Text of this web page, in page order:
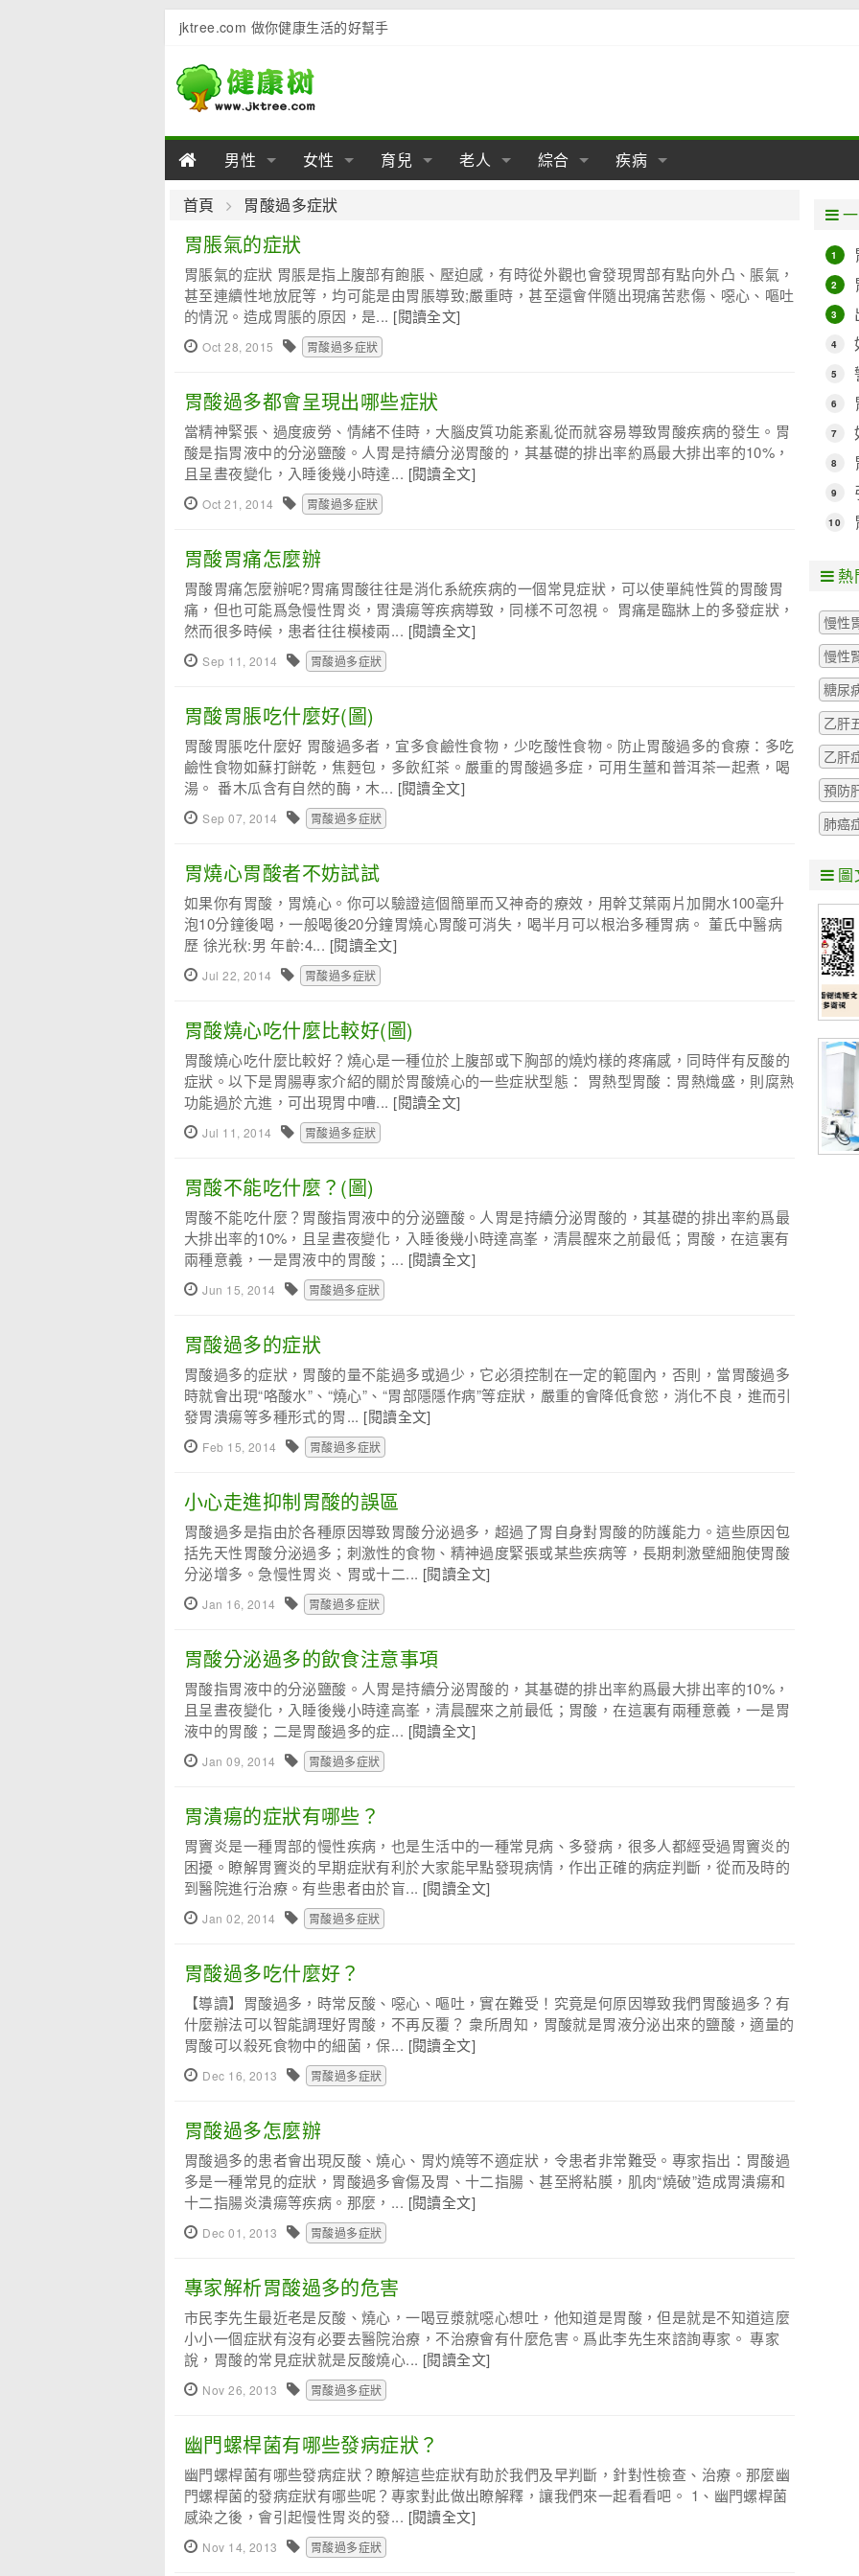
jktree.com 做你健康生活的好幫手
男性
男性陽痿
男性早泄
男性不育
男性飲食
男性用品 男性疾病
女性
女性乳房
女性飲食
女性生理 女性疾病
育兒
幼兒期
學前期 母嬰用品
老人
老人用品
老人護理
綜合
亞健康
急救自救
疾病
泌尿科
肛腸科
精神病
骨科
心血管
首頁 胃酸過多症狀
胃脹氣的症狀
胃脹氣的症狀 胃脹是指上腹部有飽脹、壓迫感，有時從外觀也會發現胃部有點向外凸、脹氣，
甚至連續性地放屁等，均可能是由胃脹導致;嚴重時，甚至還會伴隨出現痛苦悲傷、噁心、嘔吐
的情況。造成胃脹的原因，是... [閱讀全文]
Oct 28, 2015 胃酸過多症狀
胃酸過多都會呈現出哪些症狀
當精神緊張、過度疲勞、情緒不佳時，大腦皮質功能紊亂從而就容易導致胃酸疾病的發生。胃
酸是指胃液中的分泌鹽酸。人胃是持續分泌胃酸的，其基礎的排出率約爲最大排出率的10%，
且呈晝夜變化，入睡後幾小時達... [閱讀全文]
Oct 21, 2014 胃酸過多症狀
胃酸胃痛怎麼辦
胃酸胃痛怎麼辦呢?胃痛胃酸往往是消化系統疾病的一個常見症狀，可以使單純性質的胃酸胃
痛，但也可能爲急慢性胃炎，胃潰瘍等疾病導致，同樣不可忽視。 胃痛是臨牀上的多發症狀，
然而很多時候，患者往往模棱兩... [閱讀全文]
Sep 11, 2014 胃酸過多症狀
胃酸胃脹吃什麼好(圖)
胃酸胃脹吃什麼好 胃酸過多者，宜多食鹼性食物，少吃酸性食物。防止胃酸過多的食療：多吃
鹼性食物如蘇打餅乾，焦麪包，多飲紅茶。嚴重的胃酸過多症，可用生薑和普洱茶一起煮，喝
湯。 番木瓜含有自然的酶，木... [閱讀全文]
Sep 07, 2014 胃酸過多症狀
胃燒心胃酸者不妨試試
如果你有胃酸，胃燒心。你可以驗證這個簡單而又神奇的療效，用幹艾葉兩片加開水100毫升
泡10分鐘後喝，一般喝後20分鐘胃燒心胃酸可消失，喝半月可以根治多種胃病。 董氏中醫病
歷 徐光秋:男 年齡:4... [閱讀全文]
Jul 22, 2014 胃酸過多症狀
胃酸燒心吃什麼比較好(圖)
胃酸燒心吃什麼比較好？燒心是一種位於上腹部或下胸部的燒灼樣的疼痛感，同時伴有反酸的
症狀。以下是胃腸專家介紹的關於胃酸燒心的一些症狀型態： 胃熱型胃酸：胃熱熾盛，則腐熟
功能過於亢進，可出現胃中嘈... [閱讀全文]
Jul 11, 2014 胃酸過多症狀
胃酸不能吃什麼？(圖)
胃酸不能吃什麼？胃酸指胃液中的分泌鹽酸。人胃是持續分泌胃酸的，其基礎的排出率約爲最
大排出率的10%，且呈晝夜變化，入睡後幾小時達高峯，清晨醒來之前最低；胃酸，在這裏有
兩種意義，一是胃液中的胃酸；... [閱讀全文]
Jun 15, 2014 胃酸過多症狀
胃酸過多的症狀
胃酸過多的症狀，胃酸的量不能過多或過少，它必須控制在一定的範圍內，否則，當胃酸過多
時就會出現“咯酸水”、“燒心”、“胃部隱隱作病”等症狀，嚴重的會降低食慾，消化不良，進而引
發胃潰瘍等多種形式的胃... [閱讀全文]
Feb 15, 2014 胃酸過多症狀
小心走進抑制胃酸的誤區
胃酸過多是指由於各種原因導致胃酸分泌過多，超過了胃自身對胃酸的防護能力。這些原因包
括先天性胃酸分泌過多；刺激性的食物、精神過度緊張或某些疾病等，長期刺激壁細胞使胃酸
分泌增多。急慢性胃炎、胃或十二... [閱讀全文]
Jan 16, 2014 胃酸過多症狀
胃酸分泌過多的飲食注意事項
胃酸指胃液中的分泌鹽酸。人胃是持續分泌胃酸的，其基礎的排出率約爲最大排出率的10%，
且呈晝夜變化，入睡後幾小時達高峯，清晨醒來之前最低；胃酸，在這裏有兩種意義，一是胃
液中的胃酸；二是胃酸過多的症... [閱讀全文]
Jan 09, 2014 胃酸過多症狀
胃潰瘍的症狀有哪些？
胃竇炎是一種胃部的慢性疾病，也是生活中的一種常見病、多發病，很多人都經受過胃竇炎的
困擾。瞭解胃竇炎的早期症狀有利於大家能早點發現病情，作出正確的病症判斷，從而及時的
到醫院進行治療。有些患者由於盲... [閱讀全文]
Jan 02, 2014 胃酸過多症狀
胃酸過多吃什麼好？
【導讀】胃酸過多，時常反酸、噁心、嘔吐，實在難受！究竟是何原因導致我們胃酸過多？有
什麼辦法可以智能調理好胃酸，不再反覆？ 衆所周知，胃酸就是胃液分泌出來的鹽酸，適量的
胃酸可以殺死食物中的細菌，保... [閱讀全文]
Dec 16, 2013 胃酸過多症狀
胃酸過多怎麼辦
胃酸過多的患者會出現反酸、燒心、胃灼燒等不適症狀，令患者非常難受。專家指出：胃酸過
多是一種常見的症狀，胃酸過多會傷及胃、十二指腸、甚至將粘膜，肌肉“燒破”造成胃潰瘍和
十二指腸炎潰瘍等疾病。那麼，... [閱讀全文]
Dec 01, 2013 胃酸過多症狀
專家解析胃酸過多的危害
市民李先生最近老是反酸、燒心，一喝豆漿就噁心想吐，他知道是胃酸，但是就是不知道這麼
小小一個症狀有沒有必要去醫院治療，不治療會有什麼危害。爲此李先生來諮詢專家。 專家
說，胃酸的常見症狀就是反酸燒心... [閱讀全文]
Nov 26, 2013 胃酸過多症狀
幽門螺桿菌有哪些發病症狀？
幽門螺桿菌有哪些發病症狀？瞭解這些症狀有助於我們及早判斷，針對性檢查、治療。那麼幽
門螺桿菌的發病症狀有哪些呢？專家對此做出瞭解釋，讓我們來一起看看吧。 1、幽門螺桿菌
感染之後，會引起慢性胃炎的發... [閱讀全文]
Nov 14, 2013 胃酸過多症狀
1
2
3
4
5
6
7
8
9
10
熱
慢性
慢性
糖尿
乙肝
乙肝
預防
肺癌
圖